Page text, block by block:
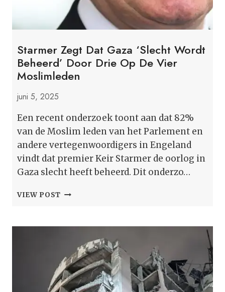
Starmer Zegt Dat Gaza ‘slecht Wordt
Beheerd’ Door Drie Op De Vier
Moslimleden
juni 5, 2025
Een recent onderzoek toont aan dat 82%
van de Moslim leden van het Parlement en
andere vertegenwoordigers in Engeland
vindt dat premier Keir Starmer de oorlog in
Gaza slecht heeft beheerd. Dit onderzo…
VIEW POST STARMER
WORDT
BEHEERD’
DOOR
DRIE
OP